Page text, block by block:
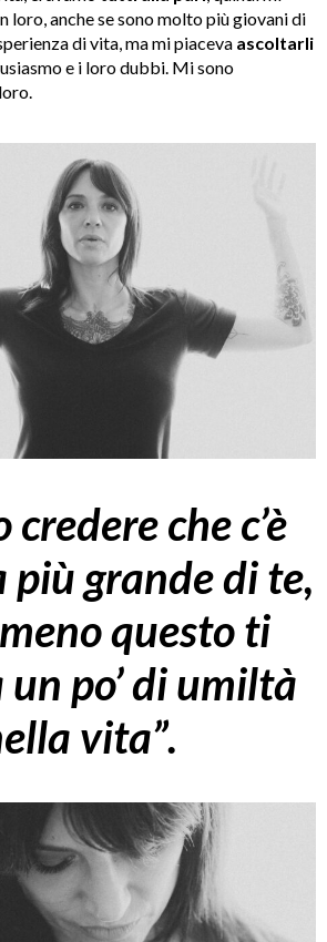
loro, anche se sono molto più giovani di
di vita, ma mi piaceva ascoltarli
e i loro dubbi. Mi sono
credere che c’è
più grande di te,
questo ti
un po’ di umiltà
vita”.